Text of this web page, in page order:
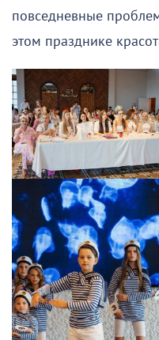
повседневные
этом празднике